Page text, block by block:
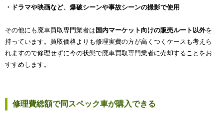
・ドラマや映画など、爆破シーンや事故シーンの撮影で使用
その他にも廃車買取専門業者は国内マーケット向けの販売ルート以外を
持っています。買取価格よりも修理実費の方が高くつくケースも考えら
れますので修理せずに今の状態で廃車買取専門業者に売却することをお
すすめします。
修理費総額で同スペック車が購入できる